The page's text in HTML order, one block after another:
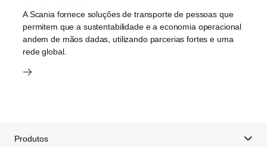
A Scania fornece soluções de transporte de pessoas que
permitem que a sustentabilidade e a economia operacional
andem de mãos dadas, utilizando parcerias fortes e uma
rede global.
Produtos